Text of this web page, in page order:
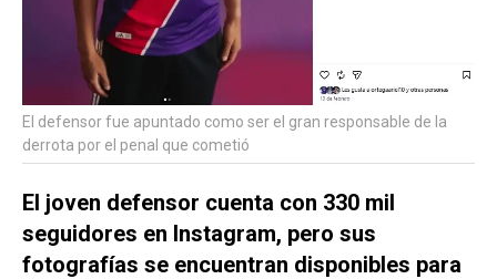
El defensor fue apuntado como ser el gran responsable de la
derrota por el penal que cometió
El joven defensor cuenta con 330 mil
seguidores en Instagram, pero sus
fotografías se encuentran disponibles para